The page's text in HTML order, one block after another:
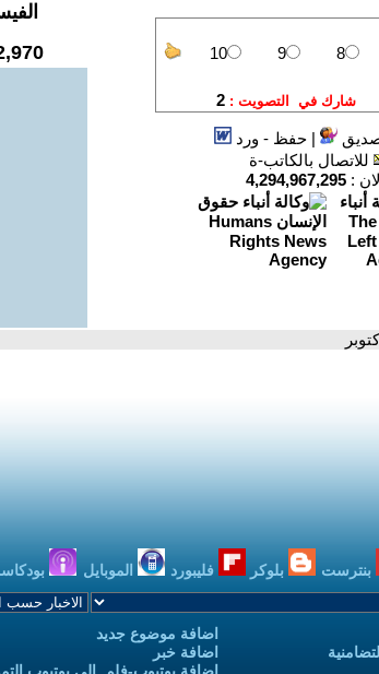
صديق |حفظ - ورد
للاتصال بالكاتب-ة
:
4,294,967,295
بنترست بلوكر فليبورد الموبايل
اضافة موضوع جديد
اضافة خبر